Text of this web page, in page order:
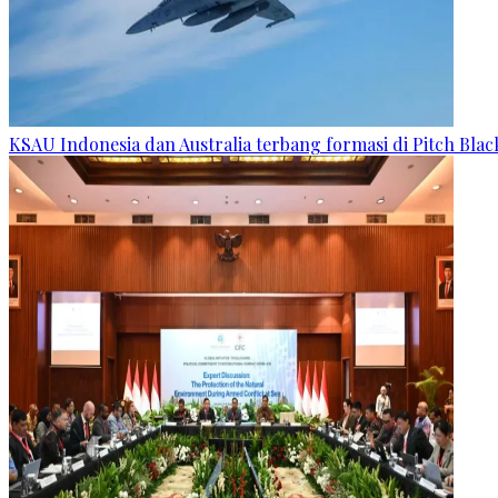
KSAU Indonesia dan Australia terbang formasi di Pitch